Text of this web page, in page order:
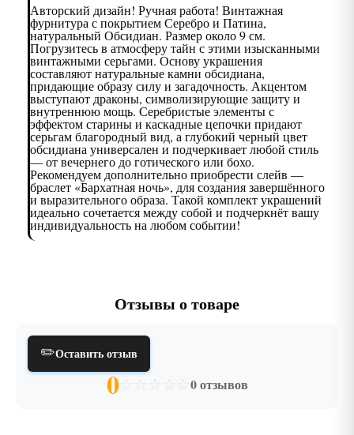
Авторский дизайн! Ручная работа! Винтажная
фурнитура с покрытием Серебро и Патина,
натуральный Обсидиан. Размер около 9 см.
Погрузитесь в атмосферу тайн с этими изысканными
винтажными серьгами. Основу украшения
составляют натуральные камни обсидиана,
придающие образу силу и загадочность. Акцентом
выступают драконы, символизирующие защиту и
внутреннюю мощь. Серебристые элементы с
эффектом старины и каскадные цепочки придают
серьгам благородный вид, а глубокий черный цвет
обсидиана универсален и подчеркивает любой стиль
— от вечернего до готического или бохо.
Рекомендуем дополнительно приобрести слейв —
браслет «Бархатная ночь», для создания завершённого
и выразительного образа. Такой комплект украшений
идеально сочетается между собой и подчеркнёт вашу
индивидуальность на любом событии!
Отзывы о товаре
✏️Оставить отзыв
0☆ ☆ ☆ ☆ ☆ 0 отзывов